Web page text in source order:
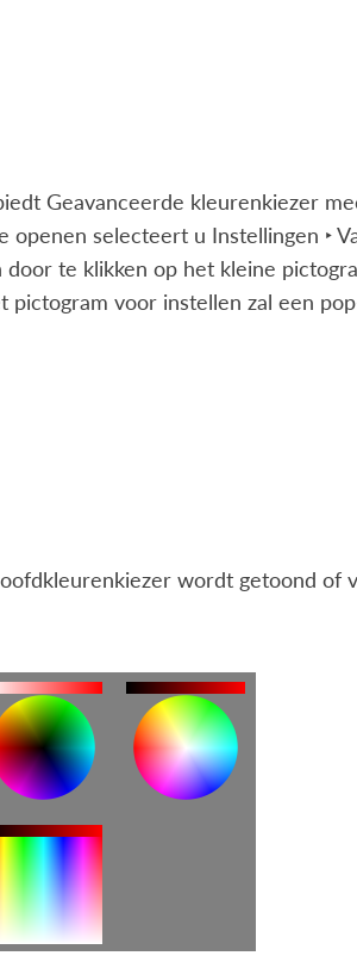
Geavanceerde kleurenkiezer
openen selecteert u Instellingen ‣
te klikken op het kleine
pictogram voor instellen zal een
wordt getoond of